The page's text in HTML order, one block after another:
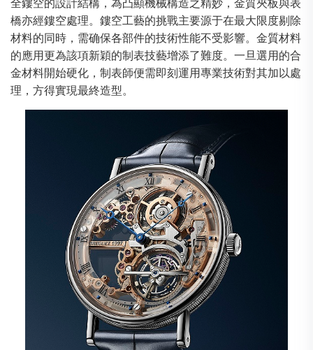
全鏤空的設計結構，為凸顯機械構造之精妙，金質夾板與表
橋亦經鏤空處理。鏤空工藝的挑戰主要源于在最大限度剔除
材料的同時，需确保各部件的技術性能不受影響。金質材料
的應用更為該項新穎的制表技藝增添了難度。一旦選用的合
金材料開始硬化，制表師便需即刻運用專業技術對其加以處
理，方得實現最終造型。